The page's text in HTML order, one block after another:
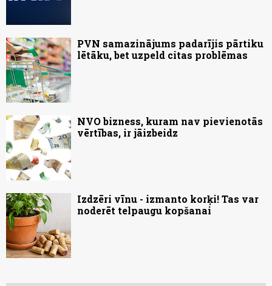
PVN samazinājums padarījis pārtiku
lētāku, bet uzpeld citas problēmas
NVO bizness, kuram nav pievienotās
vērtības, ir jāizbeidz
Izdzēri vīnu - izmanto korķi! Tas var
noderēt telpaugu kopšanai